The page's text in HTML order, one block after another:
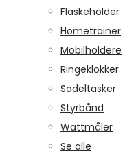
Flaskeholder
Hometrainer
Mobilholdere
Ringeklokker
Sadeltasker
Styrbånd
Wattmåler
Se alle